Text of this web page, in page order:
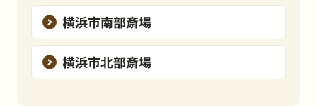
横浜市南部斎場
横浜市北部斎場